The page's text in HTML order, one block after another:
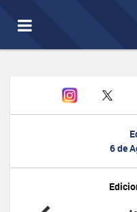
Toggle
navigation
6 de